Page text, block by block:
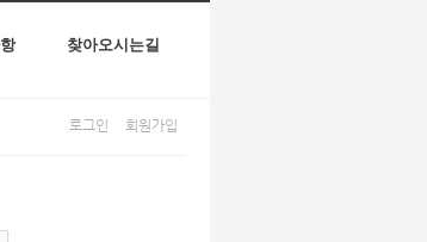
찾아오시는길
로그인 회원가입